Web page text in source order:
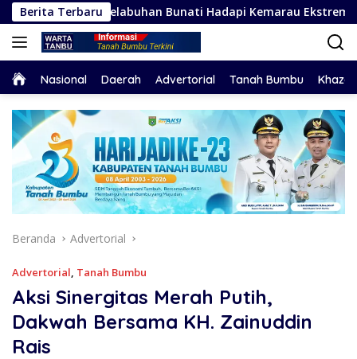
Langsung
ke
konten
Berita Terbaru
Pelabuhan Bunati Hadapi Kemarau Ekstrem
HomeNasional Daerah Advertorial Tanah Bumbu
Beranda Advertorial
Advertorial, Tanah Bumbu
Aksi Sinergitas Merah Putih,
Dakwah Bersama KH. Zainuddin
Rais